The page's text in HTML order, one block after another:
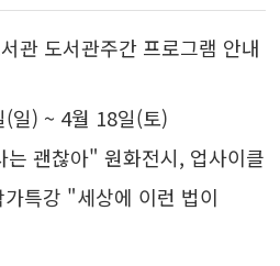
관 도서관주간 프로그램 안내
일) ~ 4월 18일(토)
괜찮아" 원화전시, 업사이클
특강 "세상에 이런 법이